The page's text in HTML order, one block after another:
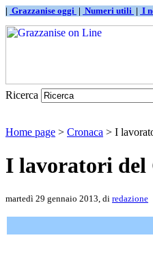
| Grazzanise oggi | Numeri utili | I
Ricerca
Home page > Cronaca > I
I lavoratori del
martedì 29 gennaio 2013, di redazione